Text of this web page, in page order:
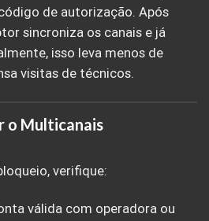
de autorização. Após
sincroniza os canais e já
isso leva menos de
visitas de técnicos.
o Multicanais
verifique:
válida com operadora ou